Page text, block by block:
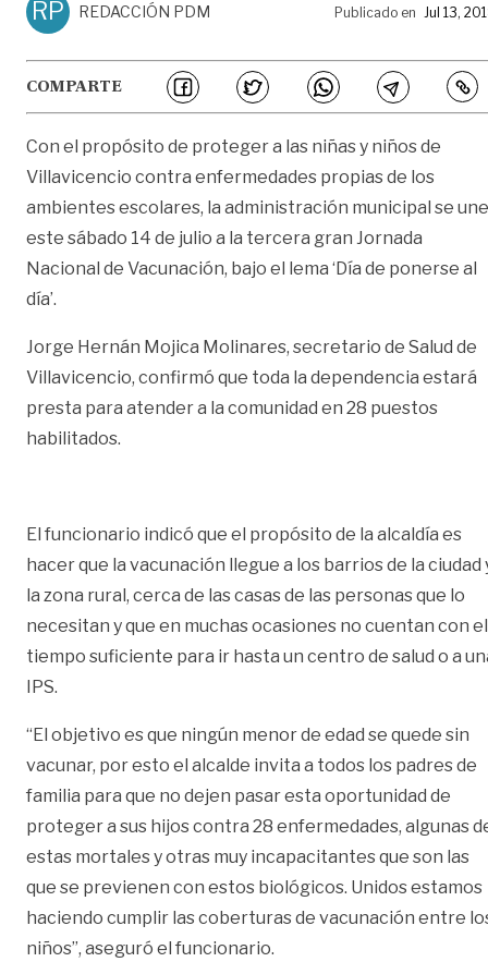
RP REDACCIÓN PDM Publicado en Jul 13,
COMPARTE
Con el propósito de proteger a las niñas y niños de
Villavicencio contra enfermedades propias de los
ambientes escolares, la administración municipal se une
este sábado 14 de julio a la tercera gran Jornada
Nacional de Vacunación, bajo el lema ‘Día de ponerse al
día’.
Jorge Hernán Mojica Molinares, secretario de Salud de
Villavicencio, confirmó que toda la dependencia estará
presta para atender a la comunidad en 28 puestos
habilitados.
El funcionario indicó que el propósito de la alcaldía es
hacer que la vacunación llegue a los barrios de la ciudad
la zona rural, cerca de las casas de las personas que lo
necesitan y que en muchas ocasiones no cuentan con el
tiempo suficiente para ir hasta un centro de salud o a
IPS.
“El objetivo es que ningún menor de edad se quede sin
vacunar, por esto el alcalde invita a todos los padres de
familia para que no dejen pasar esta oportunidad de
proteger a sus hijos contra 28 enfermedades, algunas
estas mortales y otras muy incapacitantes que son las
que se previenen con estos biológicos. Unidos estamos
haciendo cumplir las coberturas de vacunación entre
niños”, aseguró el funcionario.